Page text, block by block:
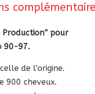
Production” pour
90-97.
de l’origine.
900 cheveux.